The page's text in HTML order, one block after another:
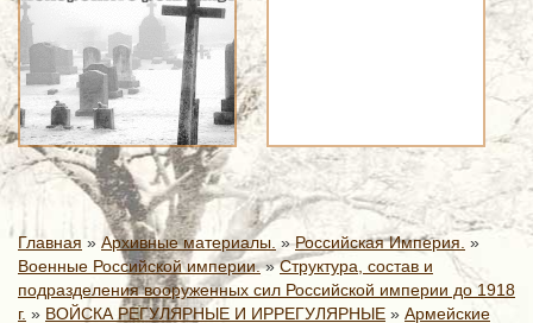
Главная » Архивные материалы. »Российская Империя. »
Военные Российской империи.»Структура, состав и
подразделения вооруженных сил Российской империи до 1918
г. » ВОЙСКА РЕГУЛЯРНЫЕ И ИРРЕГУЛЯРНЫЕ » Армейские